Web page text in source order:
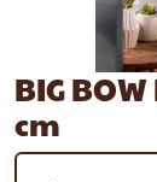
BIG
cm